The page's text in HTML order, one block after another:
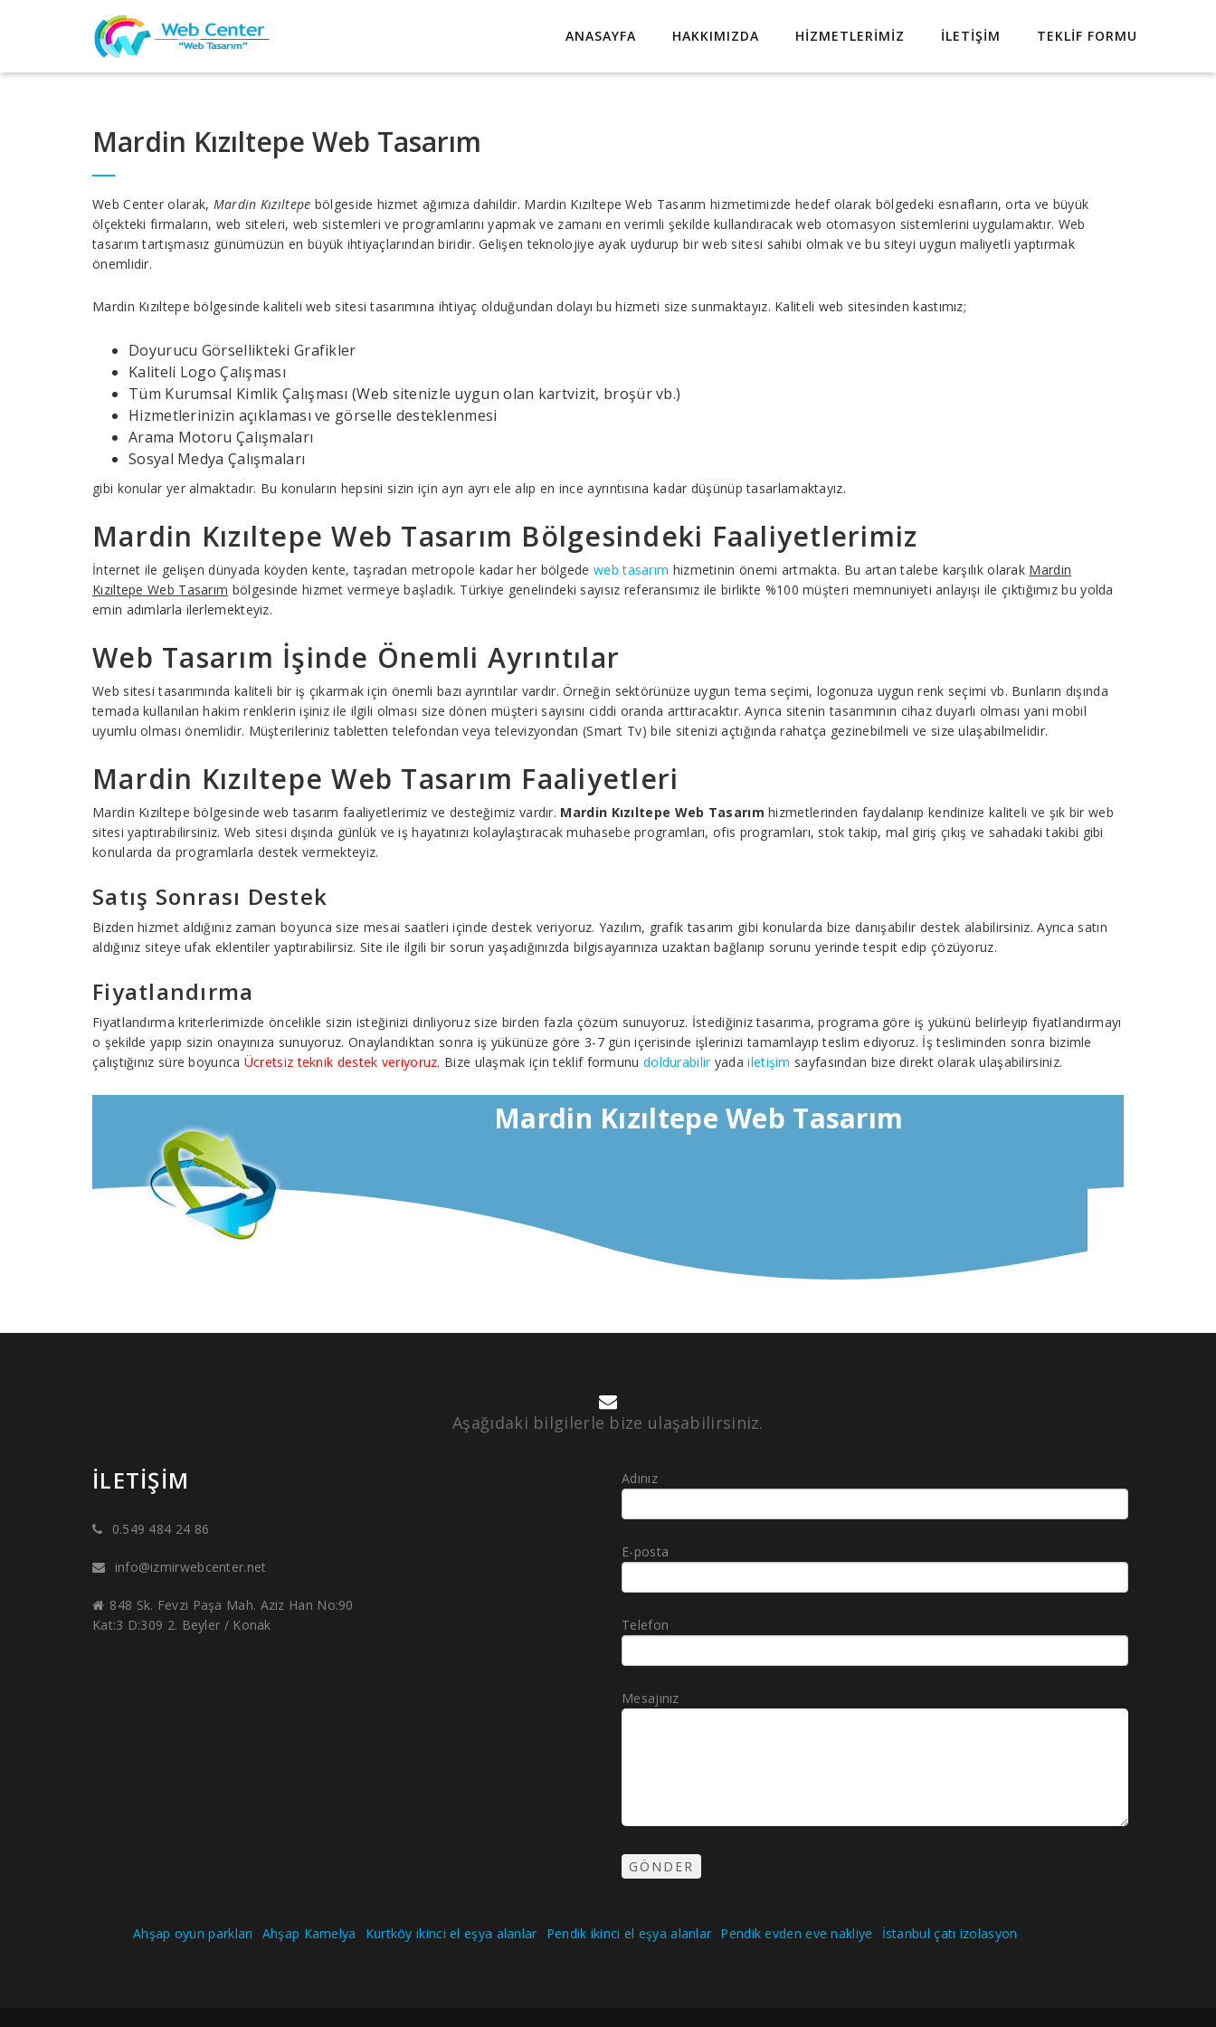
ANASAYFA HAKKIMIZDA HIZMETLERIMIZ İLETIŞIM TEKLIF FORMU
Mardin Kızıltepe Web Tasarım
Web Center olarak, Mardin Kızıltepe bölgeside hizmet ağımıza dahildir. Mardin Kızıltepe Web Tasarım hizmetimizde hedef olarak bölgedeki esnafların, orta ve büyük
ölçekteki firmaların, web siteleri, web sistemleri ve programlarını yapmak ve zamanı en verimli şekilde kullandıracak web otomasyon sistemlerini uygulamaktır. Web
tasarım tartışmasız günümüzün en büyük ihtiyaçlarından biridir. Gelişen teknolojiye ayak uydurup bir web sitesi sahibi olmak ve bu siteyi uygun maliyetli yaptırmak
önemlidir.
Mardin Kızıltepe bölgesinde kaliteli web sitesi tasarımına ihtiyaç olduğundan dolayı bu hizmeti size sunmaktayız. Kaliteli web sitesinden kastımız;
Doyurucu Görsellikteki Grafikler
Kaliteli Logo Çalışması
Tüm Kurumsal Kimlik Çalışması (Web sitenizle uygun olan kartvizit, broşür vb.)
Hizmetlerinizin açıklaması ve görselle desteklenmesi
Arama Motoru Çalışmaları
Sosyal Medya Çalışmaları
gibi konular yer almaktadır. Bu konuların hepsini sizin için ayrı ayrı ele alıp en ince ayrıntısına kadar düşünüp tasarlamaktayız.
Mardin Kızıltepe Web Tasarım Bölgesindeki Faaliyetlerimiz
İnternet ile gelişen dünyada köyden kente, taşradan metropole kadar her bölgedeweb tasarım hizmetinin önemi artmakta. Bu artan talebe karşılık olarak Mardin
Kızıltepe Web Tasarım bölgesinde hizmet vermeye başladık. Türkiye genelindeki sayısız referansımız ile birlikte %100 müşteri memnuniyeti anlayışı ile çıktığımız bu yolda
emin adımlarla ilerlemekteyiz.
Web Tasarım İşinde Önemli Ayrıntılar
Web sitesi tasarımında kaliteli bir iş çıkarmak için önemli bazı ayrıntılar vardır. Örneğin sektörünüze uygun tema seçimi, logonuza uygun renk seçimi vb. Bunların dışında
temada kullanılan hakim renklerin işiniz ile ilgili olması size dönen müşteri sayısını ciddi oranda arttıracaktır. Ayrıca sitenin tasarımının cihaz duyarlı olması yani mobil
uyumlu olması önemlidir. Müşterileriniz tabletten telefondan veya televizyondan (Smart Tv) bile sitenizi açtığında rahatça gezinebilmeli ve size ulaşabilmelidir.
Mardin Kızıltepe Web Tasarım Faaliyetleri
Mardin Kızıltepe bölgesinde web tasarım faaliyetlerimiz ve desteğimiz vardır. Mardin Kızıltepe Web Tasarım hizmetlerinden faydalanıp kendinize kaliteli ve şık bir web
sitesi yaptırabilirsiniz. Web sitesi dışında günlük ve iş hayatınızı kolaylaştıracak muhasebe programları, ofis programları, stok takip, mal giriş çıkış ve sahadaki takibi gibi
konularda da programlarla destek vermekteyiz.
Satış Sonrası Destek
Bizden hizmet aldığınız zaman boyunca size mesai saatleri içinde destek veriyoruz. Yazılım, grafik tasarım gibi konularda bize danışabilir destek alabilirsiniz. Ayrıca satın
aldığınız siteye ufak eklentiler yaptırabilirsiz. Site ile ilgili bir sorun yaşadığınızda bilgisayarınıza uzaktan bağlanıp sorunu yerinde tespit edip çözüyoruz.
Fiyatlandırma
Fiyatlandırma kriterlerimizde öncelikle sizin isteğinizi dinliyoruz size birden fazla çözüm sunuyoruz. İstediğiniz tasarıma, programa göre iş yükünü belirleyip fiyatlandırmayı
o şekilde yapıp sizin onayınıza sunuyoruz. Onaylandıktan sonra iş yükünüze göre 3-7 gün içerisinde işlerinizi tamamlayıp teslim ediyoruz. İş tesliminden sonra bizimle
çalıştığınız süre boyunca Ücretsiz teknik destek veriyoruz. Bize ulaşmak için teklif formunu doldurabiliryadailetişim sayfasından bize direkt olarak ulaşabilirsiniz.
Mardin Kızıltepe Web Tasarım
Aşağıdaki bilgilerle bize ulaşabilirsiniz.
İLETIŞIM
0.549 484 24 86
info@izmirwebcenter.net
848 Sk. Fevzi Paşa Mah. Aziz Han No:90
Kat:3 D:309 2. Beyler / Konak
Adınız
E-posta
Telefon
Mesajınız
Ahşap oyun parkları Ahşap Kamelya Kurtköy ikinci el eşya alanlar Pendik ikinci el eşya alanlar Pendik evden eve nakliye İstanbul çatı izolasyon